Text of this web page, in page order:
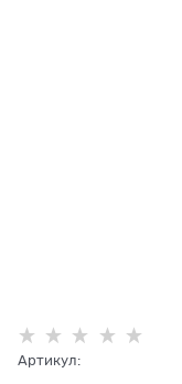
Артикул: